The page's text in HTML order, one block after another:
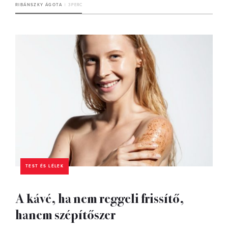
RIBÁNSZKY ÁGOTA 3 PERC
TEST ÉS LÉLEK
A kávé, ha nem reggeli frissítő,
hanem szépítőszer